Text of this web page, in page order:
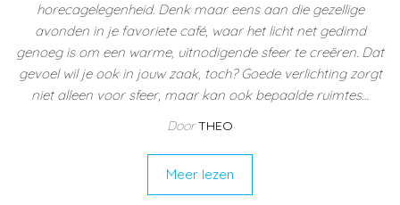
horecagelegenheid. Denk maar eens aan die gezellige
avonden in je favoriete café, waar het licht net gedimd
genoeg is om een warme, uitnodigende sfeer te creëren. Dat
gevoel wil je ook in jouw zaak, toch? Goede verlichting zorgt
niet alleen voor sfeer, maar kan ook bepaalde ruimtes…
Door THEO
Meer lezen